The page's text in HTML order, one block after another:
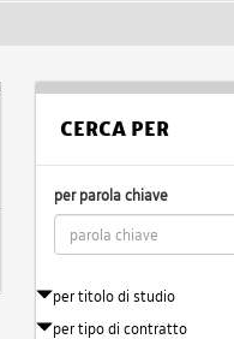
CERCA PER
per parola chiave
per titolo di studio
per tipo di contratto